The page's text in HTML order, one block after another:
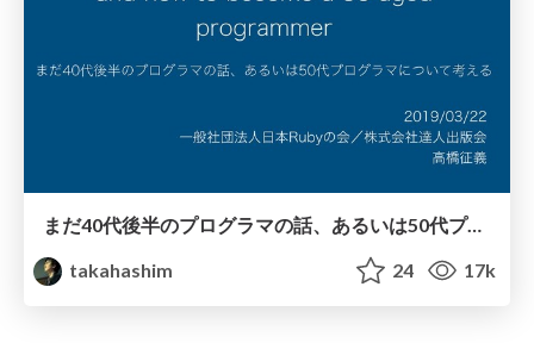
まだ40代後半のプログラマの話、あるいは50代プログラマについて考える / railsdm 2019
takahashim
24 17k